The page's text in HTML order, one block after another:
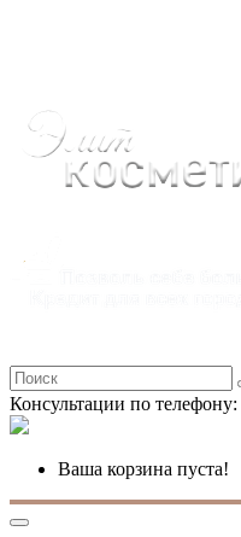
Консультации по телефону:
Ваша корзина пуста!